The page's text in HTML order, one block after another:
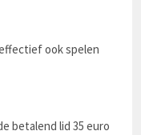
ook spelen
betalend lid 35 euro